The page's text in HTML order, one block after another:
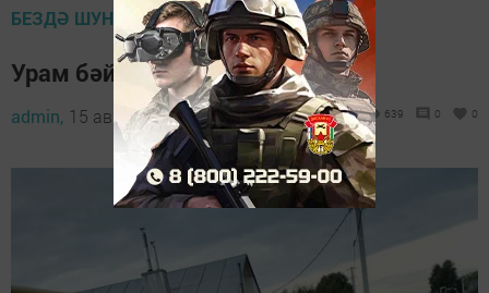
БЕЗДӘ ШУНДЫЙ ХӘЛЛӘР БАР
Урам бәйрәмен үткәргәннәр
admin, 15 август 2023 - 19:02 639 0 0